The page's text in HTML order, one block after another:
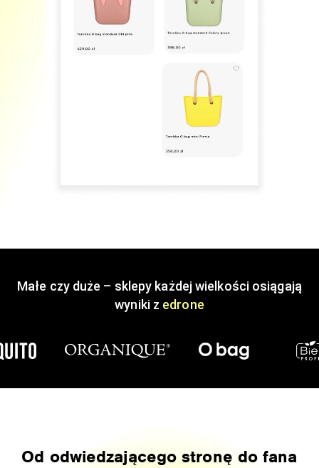
Małe czy duże – sklepy każdej wielkości osiągają
wyniki z edrone
Od odwiedzającego stronę do fana